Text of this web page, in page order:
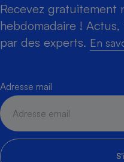
Recevez gratuitement
hebdomadaire !
par des experts. En
Adresse mail